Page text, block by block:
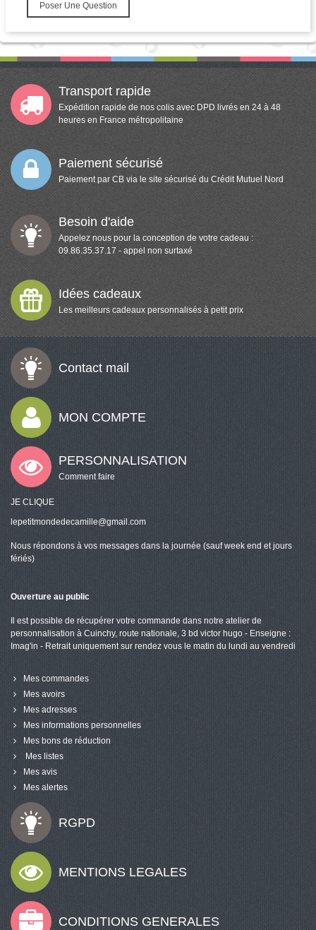
Poser Une Question
Transport rapide
Expédition rapide de nos colis avec DPD livrés en 24 à 48
heures en France métropolitaine
Paiement sécurisé
Paiement par CB via le site sécurisé du Crédit Mutuel Nord
Besoin d'aide
Appelez nous pour la conception de votre cadeau :
09.86.35.37.17 - appel non surtaxé
Idées cadeaux
Les meilleurs cadeaux personnalisés à petit prix
Contact mail
MON COMPTE
PERSONNALISATION
Comment faire
JE CLIQUE
RGPD
MENTIONS LEGALES
CONDITIONS GENERALES
lepetitmondedecamille@gmail.com
Nous répondons à vos messages dans la journée (sauf week end et jours
fériés)
Ouverture au public
Il est possible de récupérer votre commande dans notre atelier de
personnalisation à Cuinchy, route nationale, 3 bd victor hugo - Enseigne :
Imag'in - Retrait uniquement sur rendez vous le matin du lundi au vendredi
Mes commandes
Mes avoirs
Mes adresses
Mes informations personnelles
Mes bons de réduction
Mes listes
Mes avis
Mes alertes